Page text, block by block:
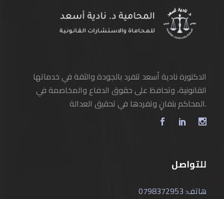
الدكتورة نادية أسعد تتفرد بالجودة والثقة في خدماتها
القانونية، وتحافظ على حقوق الدفاع والمخاصمة في
المحاكم بتفانٍ وتفردها في تحقيق العدالة.
للتواصل
هاتف: 0798372953